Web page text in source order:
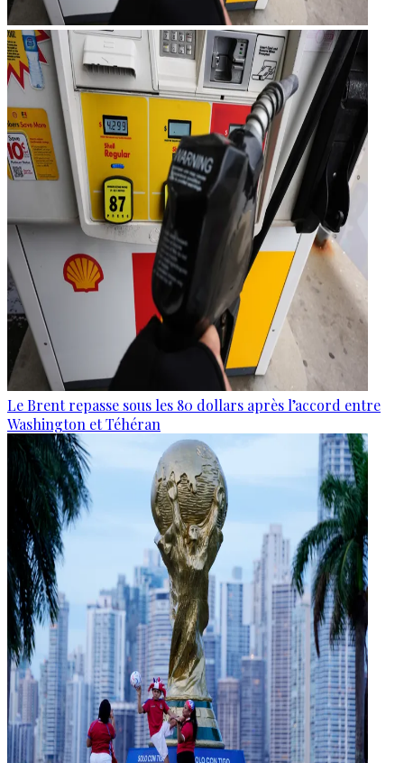
Le Brent repasse sous les 80 dollars après l’accord entre
Washington et Téhéran